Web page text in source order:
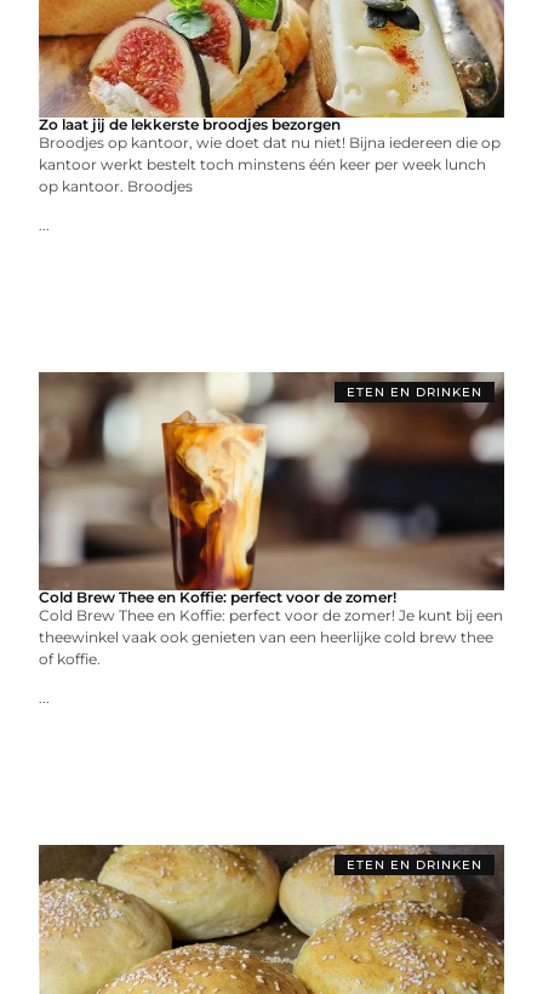
Zo laat jij de lekkerste broodjes bezorgen
Broodjes op kantoor, wie doet dat nu niet! Bijna iedereen die op
kantoor werkt bestelt toch minstens één keer per week lunch
op kantoor. Broodjes
...
ETEN EN DRINKEN
Cold Brew Thee en Koffie: perfect voor de zomer!
Cold Brew Thee en Koffie: perfect voor de zomer! Je kunt bij een
theewinkel vaak ook genieten van een heerlijke cold brew thee
of koffie.
...
ETEN EN DRINKEN